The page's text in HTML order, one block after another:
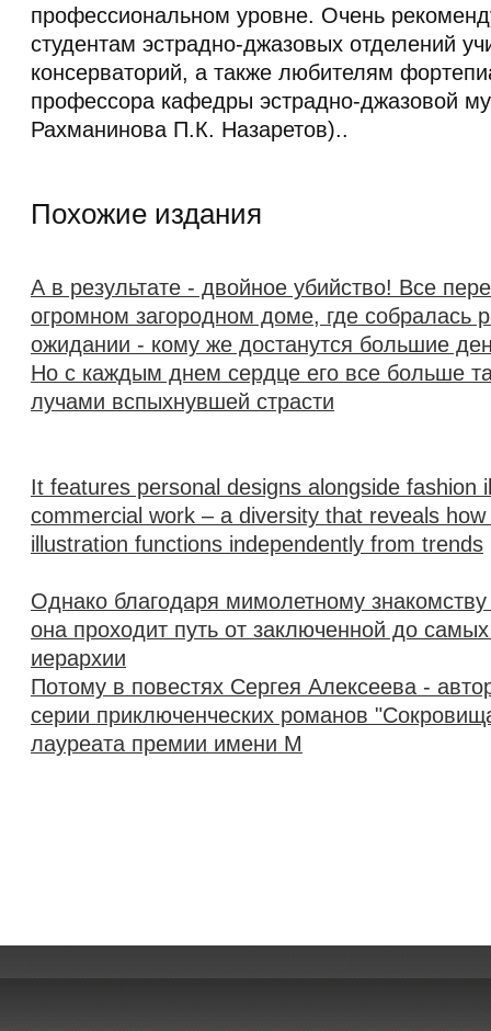
профессиональном уровне. Очень
студентам эстрадно-джазовых отделений
консерваторий, а также любителям
профессора кафедры эстрадно-джазовой
Рахманинова П.К. Назаретов)..
Похожие издания
А в результате - двойное убийство! Все
огромном загородном доме, где собралась
ожидании - кому же достанутся большие
Но с каждым днем сердце его все больше
лучами вспыхнувшей страсти
It features personal designs alongside fashion
commercial work – a diversity that reveals
illustration functions independently from trends
Однако благодаря мимолетному
она проходит путь от заключенной до
иерархии
Потому в повестях Сергея Алексеева -
серии приключенческих романов
лауреата премии имени М